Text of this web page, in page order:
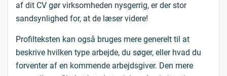
af dit CV gør virksomheden nysgerrig, er der stor
sandsynlighed for, at de læser videre!
Profilteksten kan også bruges mere generelt til at
beskrive hvilken type arbejde, du søger, eller hvad du
forventer af en kommende arbejdsgiver. Den mere